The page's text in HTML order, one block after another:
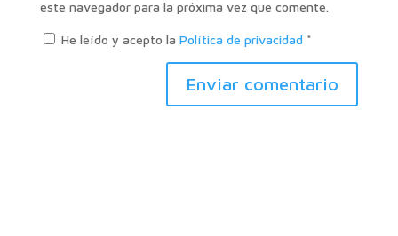
este navegador para la próxima vez que comente.
He leído y acepto la Política de privacidad *